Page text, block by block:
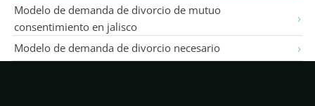
Modelo de demanda de divorcio de mutuo
consentimiento en jalisco
Modelo de demanda de divorcio necesario